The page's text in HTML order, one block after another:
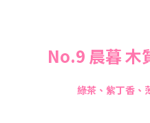
No.9 晨暮 木
綠茶、紫丁香、